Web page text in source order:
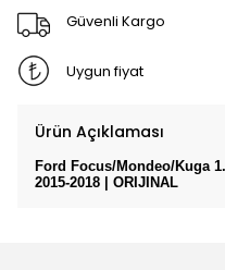
Güvenli Kargo
Uygun fiyat
Ürün Açıklaması
Ford Focus/Mondeo/Kuga
2015-2018 | ORIJINAL